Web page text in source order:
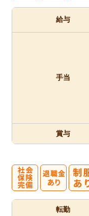
給与
手当
賞与
転勤